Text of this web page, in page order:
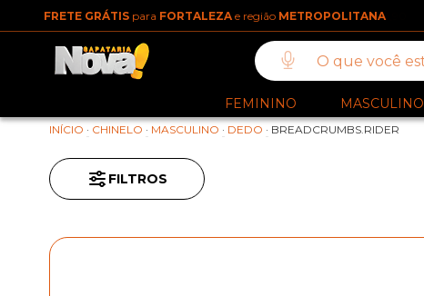
FRETE GRÁTIS para FORTALEZA e região METROPOLITANA
FEMININO MASCULINO
INÍCIO · CHINELO · MASCULINO · DEDO · BREADCRUMBS.RIDER
FILTROS